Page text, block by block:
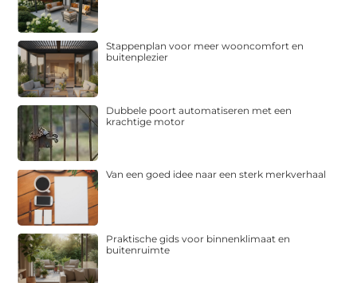
Stappenplan voor meer wooncomfort en
buitenplezier
Dubbele poort automatiseren met een
krachtige motor
Van een goed idee naar een sterk merkverhaal
Praktische gids voor binnenklimaat en
buitenruimte